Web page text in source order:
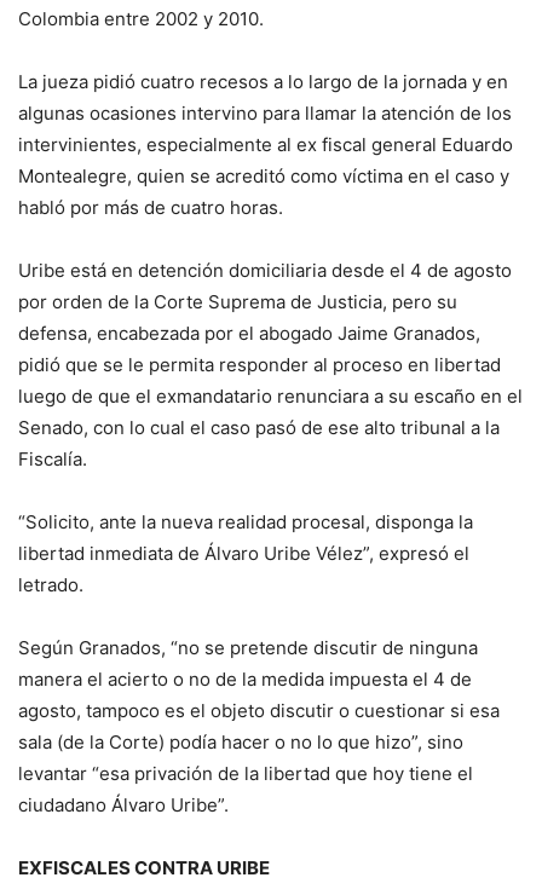
Colombia entre 2002 y 2010.
La jueza pidió cuatro recesos a lo largo de la jornada y en
algunas ocasiones intervino para llamar la atención de los
intervinientes, especialmente al ex fiscal general Eduardo
Montealegre, quien se acreditó como víctima en el caso y
habló por más de cuatro horas.
Uribe está en detención domiciliaria desde el 4 de agosto
por orden de la Corte Suprema de Justicia, pero su
defensa, encabezada por el abogado Jaime Granados,
pidió que se le permita responder al proceso en libertad
luego de que el exmandatario renunciara a su escaño en el
Senado, con lo cual el caso pasó de ese alto tribunal a la
Fiscalía.
“Solicito, ante la nueva realidad procesal, disponga la
libertad inmediata de Álvaro Uribe Vélez”, expresó el
letrado.
Según Granados, “no se pretende discutir de ninguna
manera el acierto o no de la medida impuesta el 4 de
agosto, tampoco es el objeto discutir o cuestionar si esa
sala (de la Corte) podía hacer o no lo que hizo”, sino
levantar “esa privación de la libertad que hoy tiene el
ciudadano Álvaro Uribe”.
EXFISCALES CONTRA URIBE